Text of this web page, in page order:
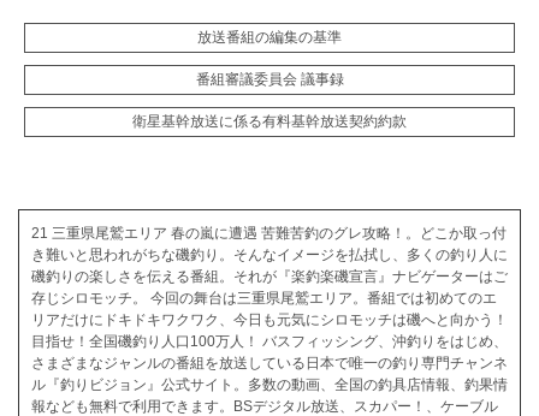
放送番組の編集の基準
番組審議委員会 議事録
衛星基幹放送に係る有料基幹放送契約約款
21 三重県尾鷲エリア 春の嵐に遭遇 苦難苦釣のグレ攻略！。どこか取っ付
き難いと思われがちな磯釣り。そんなイメージを払拭し、多くの釣り人に
磯釣りの楽しさを伝える番組。それが『楽釣楽磯宣言』ナビゲーターはご
存じシロモッチ。 今回の舞台は三重県尾鷲エリア。番組では初めてのエ
リアだけにドキドキワクワク、今日も元気にシロモッチは磯へと向かう！
目指せ！全国磯釣り人口100万人！ バスフィッシング、沖釣りをはじめ、
さまざまなジャンルの番組を放送している日本で唯一の釣り専門チャンネ
ル『釣りビジョン』公式サイト。多数の動画、全国の釣具店情報、釣果情
報なども無料で利用できます。BSデジタル放送、スカパー！、ケーブル